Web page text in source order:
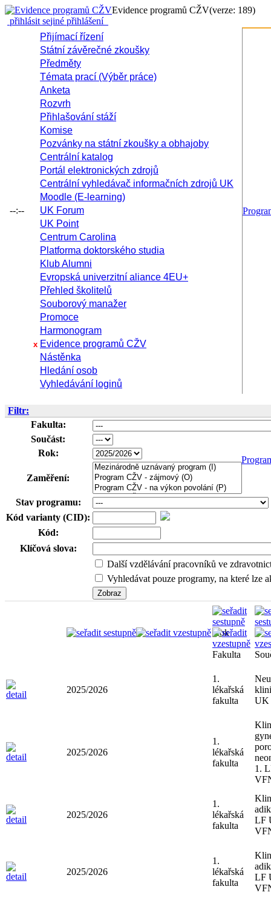
Evidence programů CŽV(verze: 189)
přihlásit sejiné přihlášení
--:--
Přijímací řízení
Státní závěrečné zkoušky
Předměty
Témata prací (Výběr práce)
Anketa
Rozvrh
Přihlašování stáží
Komise
Pozvánky na státní zkoušky a obhajoby
Centrální katalog
Portál elektronických zdrojů
Centrální vyhledávač informačních zdrojů UK
Moodle (E-learning)
UK Forum
UK Point
Centrum Carolina
Platforma doktorského studia
Klub Alumni
Evropská univerzitní aliance 4EU+
Přehled školitelů
Souborový manažer
Promoce
Harmonogram
x Evidence programů CŽV
Nástěnka
Hledání osob
Vyhledávání loginů
Filtr:
Fakulta:
Součást:
Rok:
Zaměření:
Stav programu:
Kód varianty (CID):
Kód:
Klíčová slova:
Další vzdělávání pracovníků ve
Vyhledávat pouze programy, na které lze
Rok
Fakulta
2025/2026
1.
lékařská
fakulta
UK
2025/2026
1.
lékařská
fakulta
1.
2025/2026
1.
lékařská
fakulta
LF
2025/2026
1.
lékařská
fakulta
LF